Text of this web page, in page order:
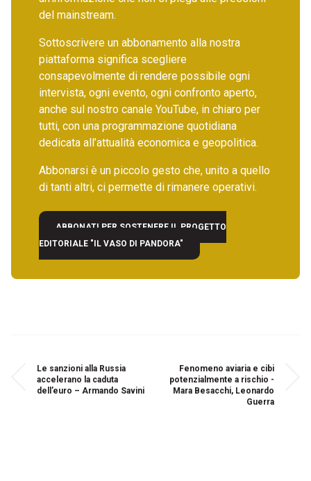
del mainstream.
Sottoscrivere un abbonamento alla nostra
piattaforma significa scegliere
consapevolmente di rendere possibile ogni
intervista, ogni evento, ogni confronto aperto,
anche sul nostro canale YouTube, in chiaro per
tutti, con una programmazione quotidiana
dedicata all’attualità economica e geopolitica.
Abbonarsi è un piccolo gesto che, unito a quello
di tanti altri, ci permette di rimanere operativi.
ABBONATI PER SOSTENERE IL PROGETTO
EDITORIALE "IL VASO DI PANDORA"
Le sanzioni alla Russia
accelerano la caduta
dell’euro – Armando Savini
Fenomeno aviaria e cibi
potenzialmente a rischio -
Mara Besacchi, Leonardo
Guerra